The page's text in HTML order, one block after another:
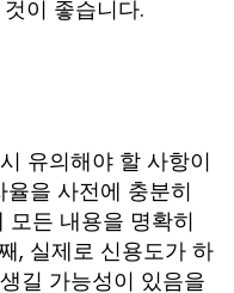
이 좋습니다.
유의해야 할 사항이
을 사전에 충분히
모든 내용을 명확히
, 실제로 신용도가 하
길 가능성이 있음을